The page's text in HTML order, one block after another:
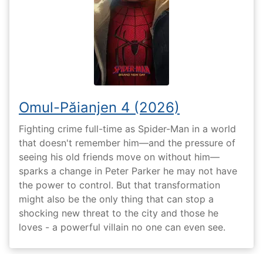
Omul-Păianjen 4 (2026)
Fighting crime full-time as Spider-Man in a world
that doesn't remember him—and the pressure of
seeing his old friends move on without him—
sparks a change in Peter Parker he may not have
the power to control. But that transformation
might also be the only thing that can stop a
shocking new threat to the city and those he
loves - a powerful villain no one can even see.